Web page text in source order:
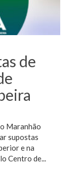
de
Maranhão
supostas
e na
Centro de...